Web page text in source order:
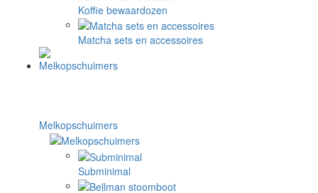
Koffie bewaardozen
Matcha sets en accessoires
Melkopschuimers
Subminimal